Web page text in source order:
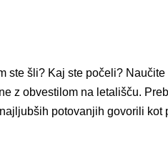
ste šli? Kaj ste počeli?
z obvestilom na letališču.
potovanjih govorili kot